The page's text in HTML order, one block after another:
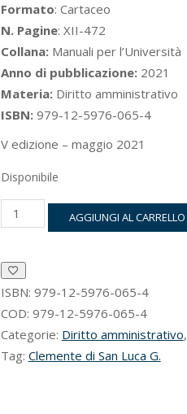
originale
era:
€30.00.
attuale
è:
€28.50.
Formato: Cartaceo
N. Pagine: XII-472
Collana:Manuali per l’Università
Anno di pubblicazione:2021
Materia:Diritto amministrativo
ISBN:979-12-5976-065-4
V edizione – maggio 2021
Disponibile
Lezioni
di
(V
edizione)
quantità
AGGIUNGI AL CARRELLO
ISBN: 979-12-5976-065-4
COD: 979-12-5976-065-4
Categorie: Diritto amministrativo,
Tag: Clemente di San Luca G.